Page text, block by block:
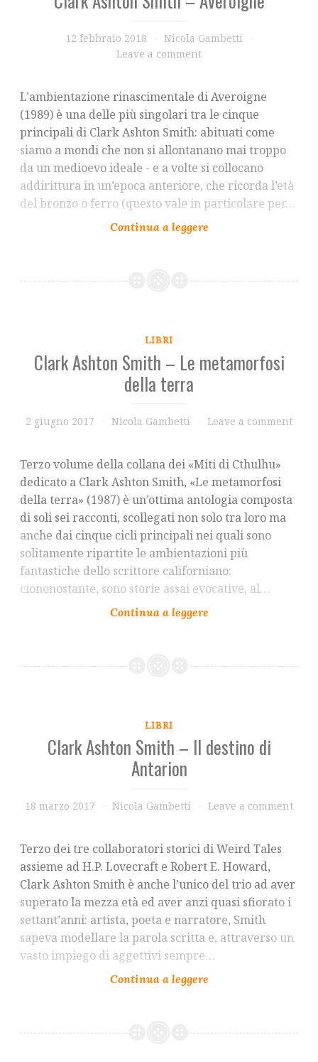
12 febbraio 2018
Nicola Gambetti
Leave a comment
L’ambientazione rinascimentale di Averoigne
(1989) è una delle più singolari tra le cinque
principali di Clark Ashton Smith: abituati come
siamo a mondi che non si allontanano mai troppo
da un medioevo ideale - e a volte si collocano
addirittura in un’epoca anteriore, che ricorda l’età
del bronzo o ferro (questo vale in particolare per…
LIBRI
Clark Ashton Smith – Le metamorfosi
della terra
2 giugno 2017 Nicola Gambetti Leave a comment
Terzo volume della collana dei «Miti di Cthulhu»
dedicato a Clark Ashton Smith, «Le metamorfosi
della terra» (1987) è un’ottima antologia composta
di soli sei racconti, scollegati non solo tra loro ma
anche dai cinque cicli principali nei quali sono
solitamente ripartite le ambientazioni più
fantastiche dello scrittore californiano:
ciononostante, sono storie assai evocative, al…
LIBRI
Clark Ashton Smith – Il destino di
Antarion
18 marzo 2017 Nicola Gambetti Leave a comment
Terzo dei tre collaboratori storici di Weird Tales
assieme ad H.P. Lovecraft e Robert E. Howard,
Clark Ashton Smith è anche l’unico del trio ad aver
superato la mezza età ed aver anzi quasi sfiorato i
settant’anni: artista, poeta e narratore, Smith
sapeva modellare la parola scritta e, attraverso un
vasto impiego di aggettivi sempre…